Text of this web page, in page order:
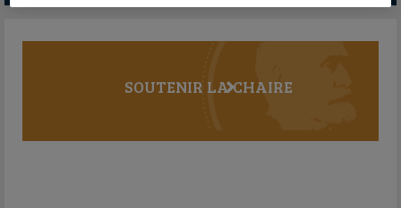
SOUTENIR LA CHAIRE